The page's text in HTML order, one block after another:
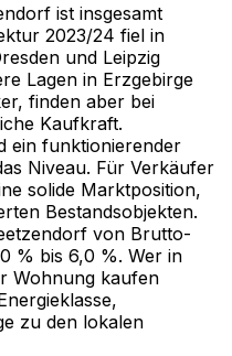
ist insgesamt
2023/24 fiel in
und Leipzig
Lagen in Erzgebirge
finden aber bei
Kaufkraft.
ein funktionierender
Niveau. Für Verkäufer
solide Marktposition,
Bestandsobjekten.
von Brutto-
% bis 6,0 %. Wer in
Wohnung kaufen
zu den lokalen